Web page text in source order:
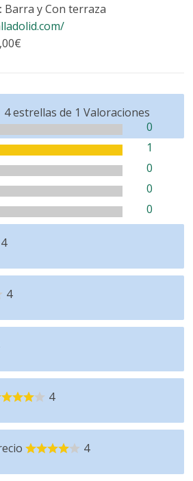
Barra y Con terraza
0
1
0
0
0
4estrellas de 1 Valoraciones
4
4
4
4